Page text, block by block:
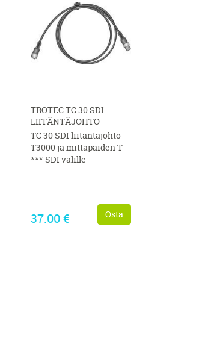
TROTEC TC 30 SDI
LIITÄNTÄJOHTO
TC 30 SDI liitäntäjohto
T3000 ja mittapäiden T
*** SDI välille
37.00 € Osta